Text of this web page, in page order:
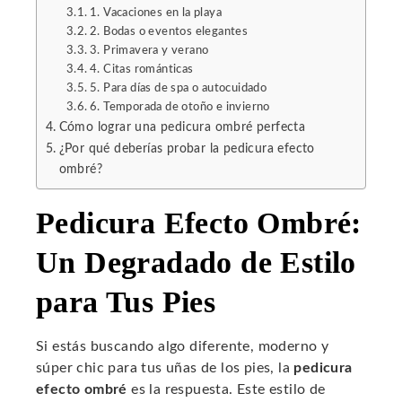
1. Vacaciones en la playa
2. Bodas o eventos elegantes
3. Primavera y verano
4. Citas románticas
5. Para días de spa o autocuidado
6. Temporada de otoño e invierno
Cómo lograr una pedicura ombré perfecta
¿Por qué deberías probar la pedicura efecto
ombré?
Pedicura Efecto Ombré:
Un Degradado de Estilo
para Tus Pies
Si estás buscando algo diferente, moderno y
súper chic para tus uñas de los pies, la pedicura
efecto ombré es la respuesta. Este estilo de